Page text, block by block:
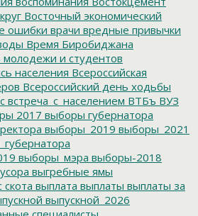
Восточный экономический
ошибки врачи вредные привычки
Время Биробиджана
и студентов
населения Всероссийская
Всероссийский день ходьбы
встреча_с_населением ВТБъ ВУЗ
2017 выборы губернатора
выборы_2019 выборы_2021
выборы_мэра выборы-2018
выгребные ямы
скота выплата выплаты выплаты за
выпускной_2026